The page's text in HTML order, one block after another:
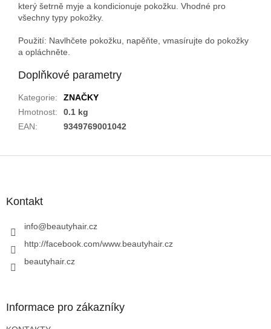
který šetrně myje a kondicionuje pokožku. Vhodné pro
všechny typy pokožky.
Použití: Navlhčete pokožku, napěňte, vmasírujte do pokožky
a opláchněte.
Doplňkové parametry
Kategorie:
ZNAČKY
Hmotnost:
0.1 kg
EAN: 9349769001042
Kontakt
info@beautyhair.cz
http://facebook.com/www.beautyhair.cz
beautyhair.cz
Informace pro zákazníky